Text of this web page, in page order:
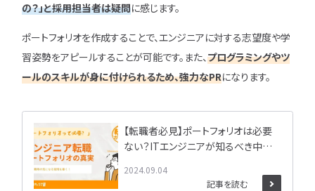
の？」と採用担当者は疑問に感じます。
ポートフォリオを作成することで、エンジニアに対する志望度や学
習姿勢をアピールすることが可能です。また、プログラミングやツ
ールのスキルが身に付けられるため、強力なPRになります。
2024.09.04
【転職者必見】ポートフォリオは必要
ない？ITエンジニアが知るべき中途
記事を読む